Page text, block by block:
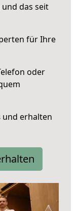
das seit
für Ihre
oder
und erhalten